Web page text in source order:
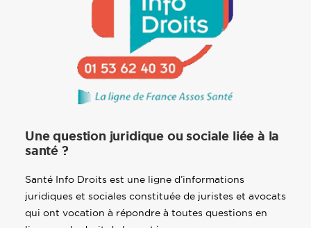
Une question juridique ou sociale liée à la
santé ?
Santé Info Droits est une ligne d’informations
juridiques et sociales constituée de juristes et avocats
qui ont vocation à répondre à toutes questions en